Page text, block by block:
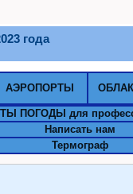
года
АЭРОПОРТЫ
ПОГОДЫ для
Написать нам
Термограф